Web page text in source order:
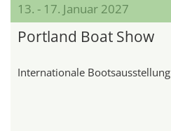
13. - 17. Januar 2027
Portland Boat Show
Internationale Bootsausstellung